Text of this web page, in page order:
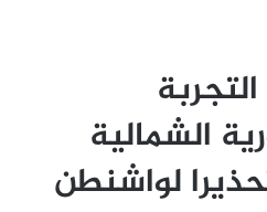
الشمالية
لواشنطن